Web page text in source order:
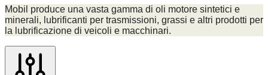
Mobil produce una vasta gamma di oli motore sintetici e
minerali, lubrificanti per trasmissioni, grassi e altri prodotti per
la lubrificazione di veicoli e macchinari.